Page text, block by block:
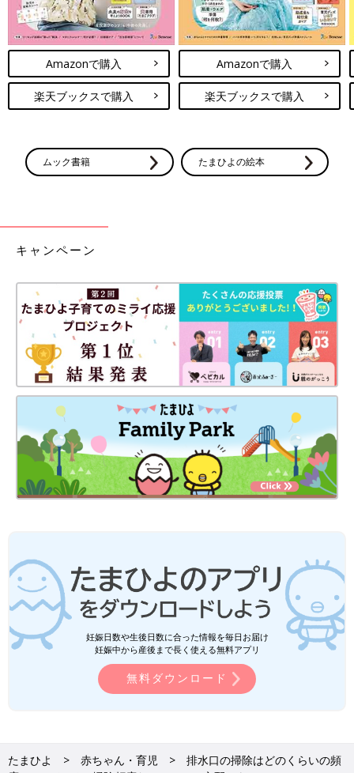
Amazonで購入
楽天ブックスで購入
Amazonで購入
楽天ブックスで購入
ムック書籍 たまひよの絵本
キャンペーン
妊娠日数や生後日数に合った情報を毎日お届け
妊娠中から産後まで長く使える無料アプリ
無料ダウンロード
たまひよ 赤ちゃん・育児
排水口の掃除はどのくらいの頻